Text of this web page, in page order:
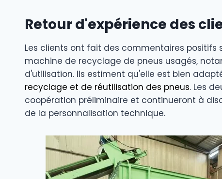
Retour d'expérience des
Les clients ont fait des commentaires positifs
machine de recyclage de pneus usagés,
d'utilisation. Ils estiment qu'elle est bien
recyclage et de réutilisation des pneus. Les
coopération préliminaire et continueront à
de la personnalisation technique.